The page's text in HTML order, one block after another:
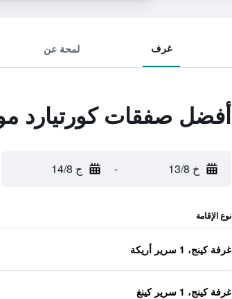
غرف لمحة عن
أفضل صفقات كورتيارد
خ 13/8 - ج 14/8
نوع الإقامة
غرفة كينج، 1 سرير أريكة
غرفة كينج، 1 سرير كينغ